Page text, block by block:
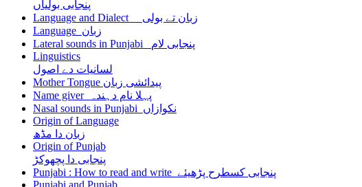
پنجابی بولیاں
Language and Dialect زبان تے بولی
Language زبان
Lateral sounds in Punjabi پنجابی لام
Linguistics
لسانیات دے اصول
Mother Tongue پیدائشی زبان
Name giver پہلا نام دہندہ
Nasal sounds in Punjabi نکوازاں
Origin of Language
زبان دا مڈھ
Origin of Punjab
پنجابی دا پچھوکڑ
Punjabi : How to read and write پنجابی کسطرح پڑھیئے
Punjabi and Punjab